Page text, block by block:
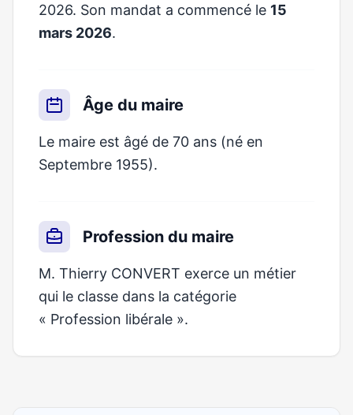
2026. Son mandat a commencé le 15
mars 2026.
Âge du maire
Le maire est âgé de 70 ans (né en
Septembre 1955).
Profession du maire
M. Thierry CONVERT exerce un métier
qui le classe dans la catégorie
« Profession libérale ».